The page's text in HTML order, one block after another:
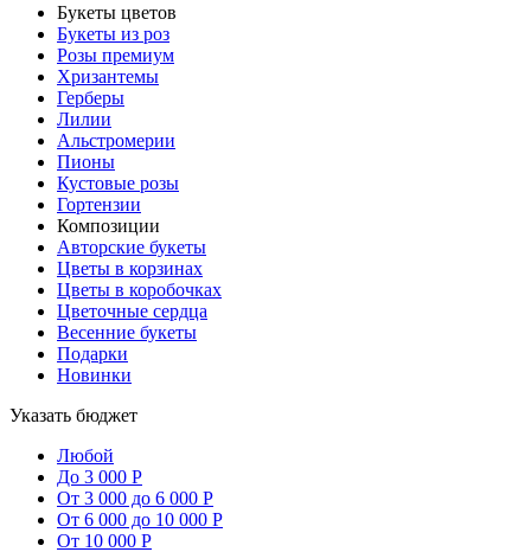
Букеты цветов
Букеты из роз
Розы премиум
Хризантемы
Герберы
Лилии
Альстромерии
Пионы
Кустовые розы
Гортензии
Композиции
Авторские букеты
Цветы в корзинах
Цветы в коробочках
Цветочные сердца
Весенние букеты
Подарки
Новинки
Указать бюджет
Любой
До 3 000 Р
От 3 000 до 6 000 Р
От 6 000 до 10 000 Р
От 10 000 Р